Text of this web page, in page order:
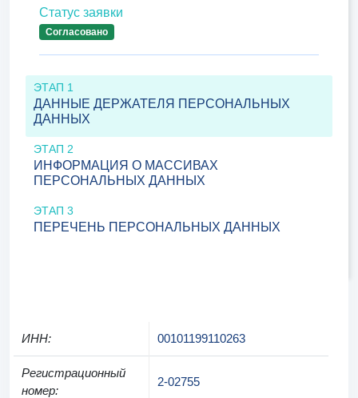
Статус заявки
Согласовано
ЭТАП 1
ДАННЫЕ ДЕРЖАТЕЛЯ ПЕРСОНАЛЬНЫХ
ДАННЫХ
ЭТАП 2
ИНФОРМАЦИЯ О МАССИВАХ
ПЕРСОНАЛЬНЫХ ДАННЫХ
ЭТАП 3
ПЕРЕЧЕНЬ ПЕРСОНАЛЬНЫХ ДАННЫХ
ИНН: 00101199110263
Регистрационный
номер:
2-02755